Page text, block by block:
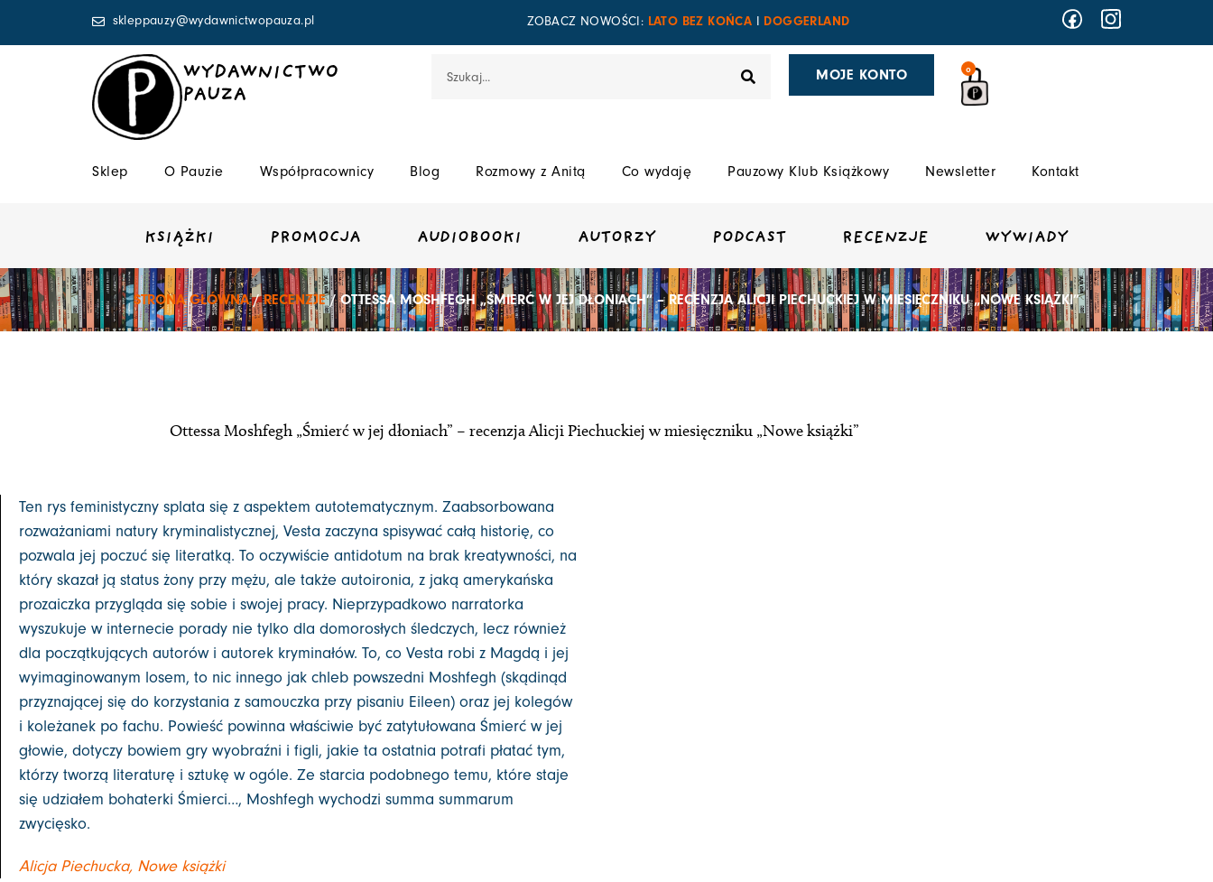
skleppauzy@wydawnictwopauza.pl ZOBACZ NOWOŚCI: LATO BEZ KOŃCA DOGGERLAND
WYDAWNICTWO
PAUZA
MOJE KONTO 0
Sklep O Pauzie Współpracownicy Blog Rozmowy z Anitą Co wydaję Pauzowy Klub Książkowy Newsletter Kontakt
KSIĄŻKI PROMOCJA AUDIOBOOKI AUTORZY PODCAST RECENZJE WYWIADY
STRONA GŁÓWNA/RECENZJE/ OTTESSA MOSHFEGH „ŚMIERĆ W JEJ DŁONIACH” – RECENZJA ALICJI PIECHUCKIEJ W MIESIĘCZNIKU „NOWE KSIĄŻKI”
Ottessa Moshfegh „Śmierć w jej dłoniach” – recenzja Alicji Piechuckiej w miesięczniku „Nowe książki”
Ten rys feministyczny splata się z aspektem autotematycznym. Zaabsorbowana
rozważaniami natury kryminalistycznej, Vesta zaczyna spisywać całą historię, co
pozwala jej poczuć się literatką. To oczywiście antidotum na brak kreatywności, na
który skazał ją status żony przy mężu, ale także autoironia, z jaką amerykańska
prozaiczka przygląda się sobie i swojej pracy. Nieprzypadkowo narratorka
wyszukuje w internecie porady nie tylko dla domorosłych śledczych, lecz również
dla początkujących autorów i autorek kryminałów. To, co Vesta robi z Magdą i jej
wyimaginowanym losem, to nic innego jak chleb powszedni Moshfegh (skądinąd
przyznającej się do korzystania z samouczka przy pisaniu Eileen) oraz jej kolegów
i koleżanek po fachu. Powieść powinna właściwie być zatytułowana Śmierć w jej
głowie, dotyczy bowiem gry wyobraźni i figli, jakie ta ostatnia potrafi płatać tym,
którzy tworzą literaturę i sztukę w ogóle. Ze starcia podobnego temu, które staje
się udziałem bohaterki Śmierci…, Moshfegh wychodzi summa summarum
zwycięsko.
Alicja Piechucka, Nowe książki